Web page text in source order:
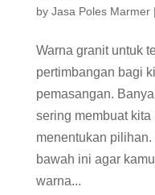
by Jasa Poles Marmer|
Warna granit untuk
pertimbangan bagi
pemasangan.
sering membuat
menentukan
bawah ini agar
warna...